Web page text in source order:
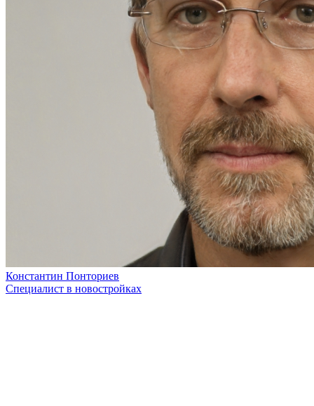
Константин Понториев
Специалист в новостройках